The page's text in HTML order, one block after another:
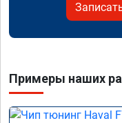
Примеры наших